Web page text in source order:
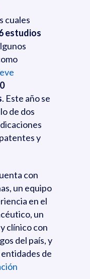
cuales
estudios
. Este año se
de dos
y
con
un equipo
en el
un
clínico con
del país, y
de